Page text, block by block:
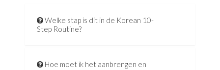
Welke stap is dit in de Korean 10-
Step Routine?
Hoe moet ik het aanbrengen en